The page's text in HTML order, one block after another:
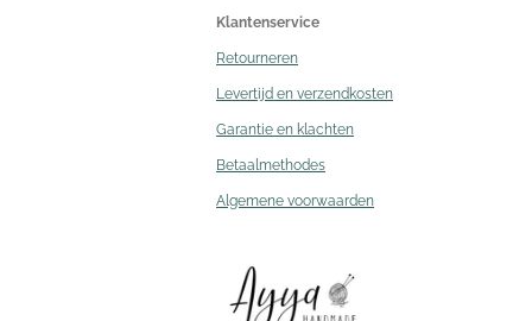
Klantenservice
Retourneren
Levertijd en verzendkosten
Garantie en klachten
Betaalmethodes
Algemene voorwaarden